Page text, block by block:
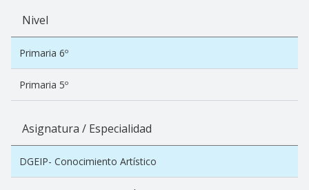
Nivel
Primaria 6º
Primaria 5º
Asignatura / Especialidad
DGEIP- Conocimiento Artístico